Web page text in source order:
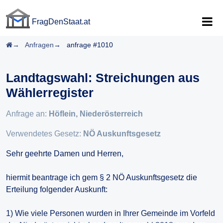
FragDenStaat.at
Startseite
Anfragen anfrage #1010
Landtagswahl: Streichungen aus
Wählerregister
Anfrage an: Höflein, Niederösterreich
Verwendetes Gesetz: NÖ Auskunftsgesetz
Sehr geehrte Damen und Herren,
hiermit beantrage ich gem § 2 NÖ Auskunftsgesetz die
Erteilung folgender Auskunft:
1) Wie viele Personen wurden in Ihrer Gemeinde im Vorfeld